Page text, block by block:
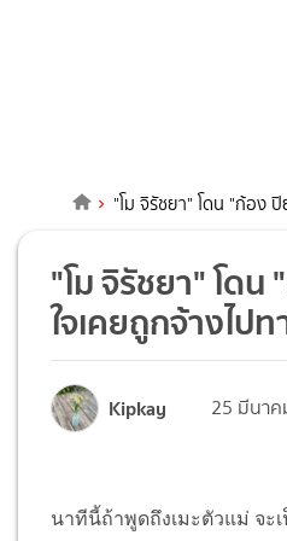
"โม จิรัชยา" โดน "ก้อง ปิ
"โม จิรัชยา" โด
ใจเคยถูกจ้างไป
Kipkay 25 มีนา
นาทีนี้ถ้าพูดถึงเมะตัวแม่ จะ